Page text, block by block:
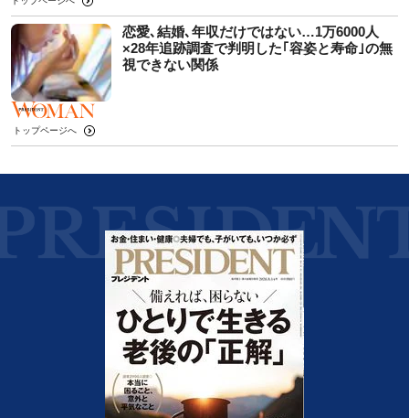
恋愛､結婚､年収だけではない…1万6000人
×28年追跡調査で判明した｢容姿と寿命｣の無
視できない関係
トップページへ